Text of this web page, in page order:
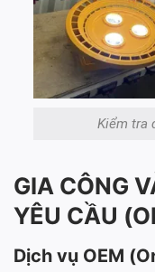
Kiểm tra
GIA CÔNG
YÊU CẦU
Dịch vụ OEM